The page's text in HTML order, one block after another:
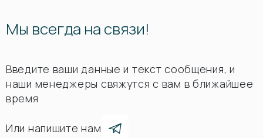
Мы всегда на связи!
Введите ваши данные и текст сообщения, и
наши менеджеры свяжутся с вам в ближайшее
время
Или напишите нам